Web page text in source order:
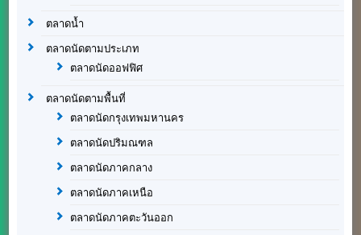
ตลาดน้ำ
ตลาดนัดตามประเภท
ตลาดนัดออฟฟิศ
ตลาดนัดตามพื้นที่
ตลาดนัดกรุงเทพมหานคร
ตลาดนัดปริมณฑล
ตลาดนัดภาคกลาง
ตลาดนัดภาคเหนือ
ตลาดนัดภาคตะวันออก